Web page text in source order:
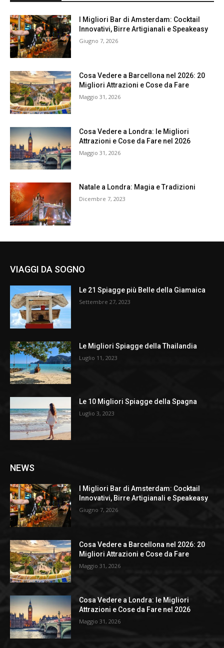
I Migliori Bar di Amsterdam: Cocktail
Innovativi, Birre Artigianali e Speakeasy
Giugno 7, 2026
Cosa Vedere a Barcellona nel 2026: 20
Migliori Attrazioni e Cose da Fare
Maggio 31, 2026
Cosa Vedere a Londra: le Migliori
Attrazioni e Cose da Fare nel 2026
Maggio 31, 2026
Natale a Londra: Magia e Tradizioni
Dicembre 7, 2023
VIAGGI DA SOGNO
Le 21 Spiagge più Belle della Giamaica
Settembre 27, 2023
Le Migliori Spiagge della Thailandia
Luglio 11, 2023
Le 10 Migliori Spiagge della Spagna
Luglio 3, 2023
NEWS
I Migliori Bar di Amsterdam: Cocktail
Innovativi, Birre Artigianali e Speakeasy
Giugno 7, 2026
Cosa Vedere a Barcellona nel 2026: 20
Migliori Attrazioni e Cose da Fare
Maggio 31, 2026
Cosa Vedere a Londra: le Migliori
Attrazioni e Cose da Fare nel 2026
Maggio 31, 2026